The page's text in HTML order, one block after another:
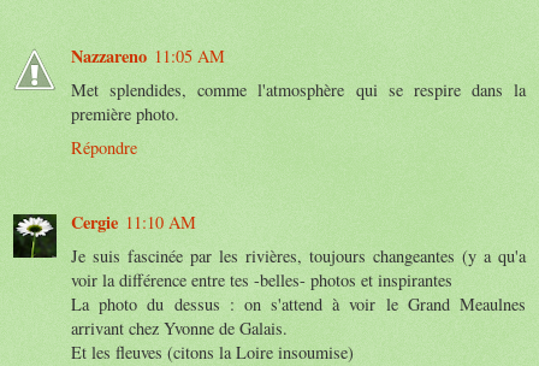
Nazzareno 11:05 AM
Met splendides, comme l'atmosphère qui se respire dans la
première photo.
Répondre
Cergie 11:10 AM
Je suis fascinée par les rivières, toujours changeantes (y a qu'a
voir la différence entre tes -belles- photos et inspirantes
La photo du dessus : on s'attend à voir le Grand Meaulnes
arrivant chez Yvonne de Galais.
Et les fleuves (citons la Loire insoumise)